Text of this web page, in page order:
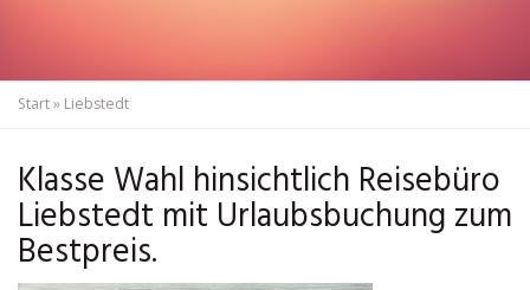
Start» Liebstedt
Klasse Wahl hinsichtlich Reisebüro
Liebstedt mit Urlaubsbuchung zum
Bestpreis.